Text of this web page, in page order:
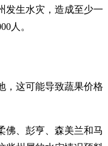
发生水灾，造成至少一
人。
，这可能导致蔬果价格
佛、彭亨、森美兰和马